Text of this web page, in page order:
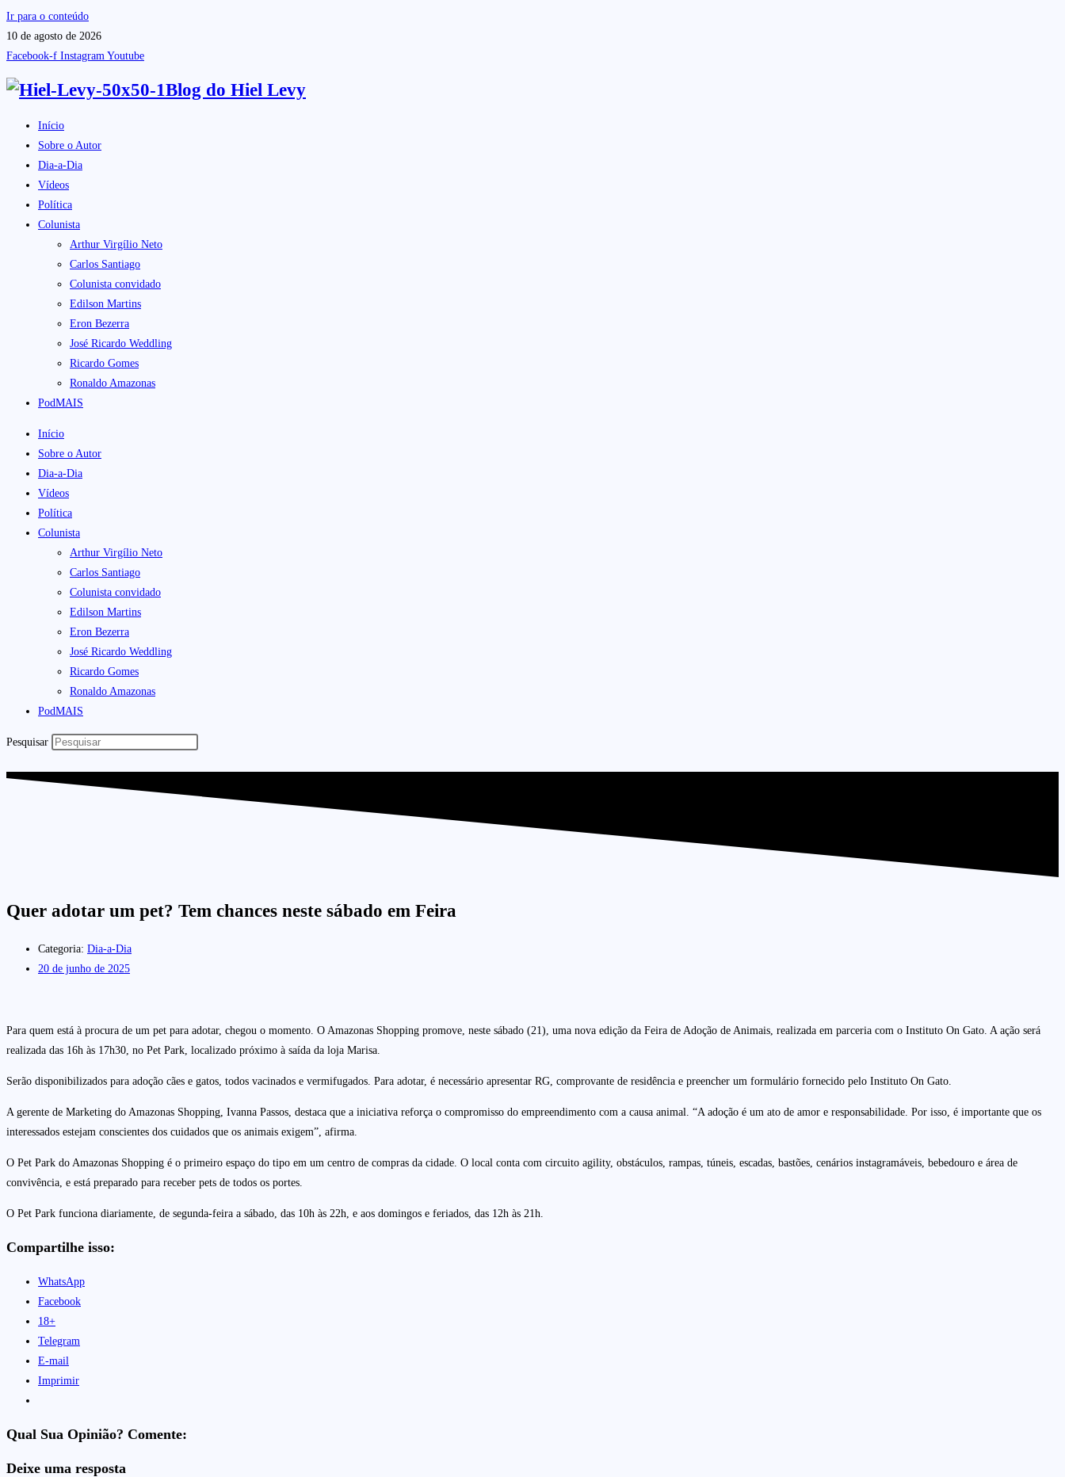
Ir para o conteúdo
10 de agosto de 2026
Facebook-f Instagram Youtube
Blog do Hiel Levy
Início
Sobre o Autor
Dia-a-Dia
Vídeos
Política
Colunista
Arthur Virgílio Neto
Carlos Santiago
Colunista convidado
Edilson Martins
Eron Bezerra
José Ricardo Weddling
Ricardo Gomes
Ronaldo Amazonas
PodMAIS
Início
Sobre o Autor
Dia-a-Dia
Vídeos
Política
Colunista
Arthur Virgílio Neto
Carlos Santiago
Colunista convidado
Edilson Martins
Eron Bezerra
José Ricardo Weddling
Ricardo Gomes
Ronaldo Amazonas
PodMAIS
Pesquisar
Quer adotar um pet? Tem chances neste sábado em Feira
Categoria: Dia-a-Dia
20 de junho de 2025
Para quem está à procura de um pet para adotar, chegou o momento. O Amazonas Shopping promove, neste sábado (21), uma nova edição da Feira de Adoção de Animais, realizada em parceria com o Instituto On Gato. A ação será
realizada das 16h às 17h30, no Pet Park, localizado próximo à saída da loja Marisa.
Serão disponibilizados para adoção cães e gatos, todos vacinados e vermifugados. Para adotar, é necessário apresentar RG, comprovante de residência e preencher um formulário fornecido pelo Instituto On Gato.
A gerente de Marketing do Amazonas Shopping, Ivanna Passos, destaca que a iniciativa reforça o compromisso do empreendimento com a causa animal. “A adoção é um ato de amor e responsabilidade. Por isso, é importante que os
interessados estejam conscientes dos cuidados que os animais exigem”, afirma.
O Pet Park do Amazonas Shopping é o primeiro espaço do tipo em um centro de compras da cidade. O local conta com circuito agility, obstáculos, rampas, túneis, escadas, bastões, cenários instagramáveis, bebedouro e área de
convivência, e está preparado para receber pets de todos os portes.
O Pet Park funciona diariamente, de segunda-feira a sábado, das 10h às 22h, e aos domingos e feriados, das 12h às 21h.
Compartilhe isso:
WhatsApp
Facebook
18+
Telegram
E-mail
Imprimir
Qual Sua Opinião? Comente:
Deixe uma resposta